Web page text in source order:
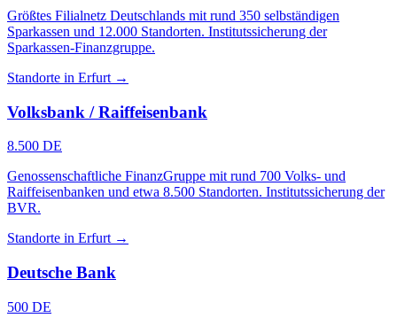
Größtes Filialnetz Deutschlands mit rund 350 selbständigen
Sparkassen und 12.000 Standorten. Institutssicherung der
Sparkassen-Finanzgruppe.
Standorte in Erfurt →
Volksbank / Raiffeisenbank
8.500 DE
Genossenschaftliche FinanzGruppe mit rund 700 Volks- und
Raiffeisenbanken und etwa 8.500 Standorten. Institutssicherung der
BVR.
Standorte in Erfurt →
Deutsche Bank
500 DE